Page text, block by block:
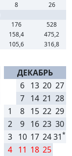
8
26
176
528
158,4
475,2
105,6 316,8
ДЕКАБРЬ
6 13 20 27
7 14 21 28
1 8 15 22 29
2 9 16 23 30
3 10 17 24 31*
4 11 18 25